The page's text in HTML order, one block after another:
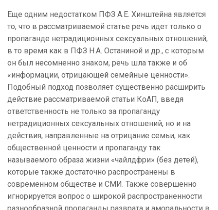
Еще одним недостатком ПФЗ А.Е. Хинштейна является
то, что в рассматриваемой статье речь идет только о
пропаганде нетрадиционных сексуальных отношений,
в то время как в ПФЗ Н.А. Останиной и др., с которым
он был несомненно знаком, речь шла также и об
«информации, отрицающей семейные ценности».
Подобный подход позволяет существенно расширить
действие рассматриваемой статьи КоАП, введя
ответственность не только за пропаганду
нетрадиционных сексуальных отношений, но и на
действия, направленные на отрицание семьи, как
общественной ценности и пропаганду так
называемого образа жизни «чайлдфри» (без детей),
которые также достаточно распространены в
современном обществе и СМИ. Также совершенно
игнорируется вопрос о широкой распространенности